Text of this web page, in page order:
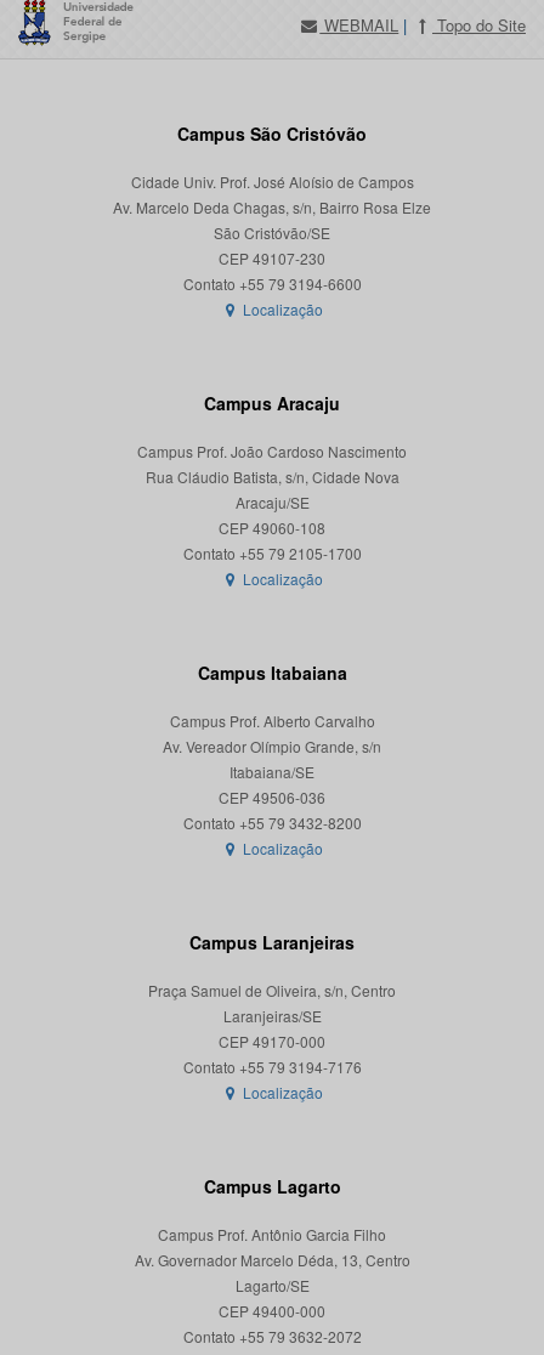
WEBMAIL | Topo do Site
Campus São Cristóvão
Cidade Univ. Prof. José Aloísio de Campos
Av. Marcelo Deda Chagas, s/n, Bairro Rosa Elze
São Cristóvão/SE
CEP 49107-230
Localização
Campus Aracaju
Campus Prof. João Cardoso Nascimento
Rua Cláudio Batista, s/n, Cidade Nova
Aracaju/SE
CEP 49060-108
Localização
Campus Itabaiana
Campus Prof. Alberto Carvalho
Av. Vereador Olímpio Grande, s/n
Itabaiana/SE
CEP 49506-036
Localização
Campus Laranjeiras
Praça Samuel de Oliveira, s/n, Centro
Laranjeiras/SE
CEP 49170-000
Localização
Campus Lagarto
Campus Prof. Antônio Garcia Filho
Av. Governador Marcelo Déda, 13, Centro
Lagarto/SE
CEP 49400-000